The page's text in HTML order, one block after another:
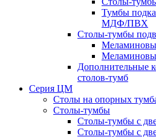
Тумбы
МДФ/ПВХ
Столы-тумбы
Дополнительные
столов-тумб
Серия ЦМ
Столы на опорных
Столы-тумбы
Столы-тумбы с
Столы-тумбы с